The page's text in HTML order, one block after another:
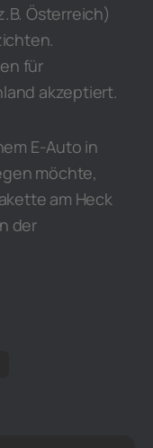
Österreich)
für
akzeptiert.
E-Auto in
möchte,
am Heck
der